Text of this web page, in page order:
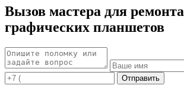
Вызов мастера для ремонта
графических планшетов